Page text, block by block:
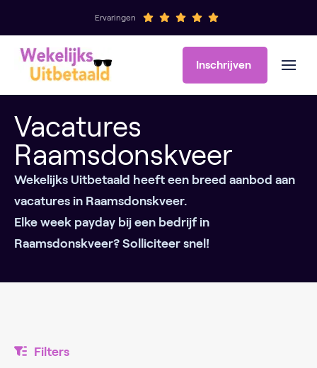
Ervaringen
Inschrijven
Vacatures
Raamsdonskveer
Wekelijks Uitbetaald heeft een breed aanbod aan
vacatures in Raamsdonskveer.
Elke week payday bij een bedrijf in
Raamsdonskveer? Solliciteer snel!
Filters